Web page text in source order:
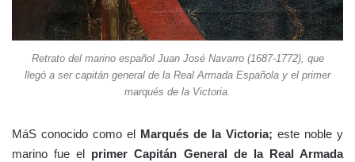
Retrato del marino español Juan José Navarro (1687-1772), que
llegó a ser capitán general de la Real Armada Española y el primer
marqués de la Victoria.
MáS conocido como el Marqués de la Victoria; este noble y
marino fue el primer Capitán General de la Real Armada